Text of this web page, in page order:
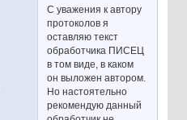
С уважения к автору
протоколов я
оставляю текст
обработчика ПИСЕЦ
в том виде, в каком
он выложен автором.
Но настоятельно
рекомендую данный